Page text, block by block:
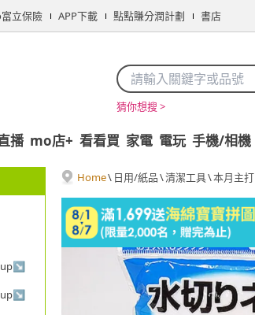
立保險 APP下載 點點賺分潤計劃 書店
猜你想搜 >
播 mo店+ 看看買 家電 電玩 手機/相機
up↘
up↘
Home\ 日用/紙品\清潔工具\本月主打